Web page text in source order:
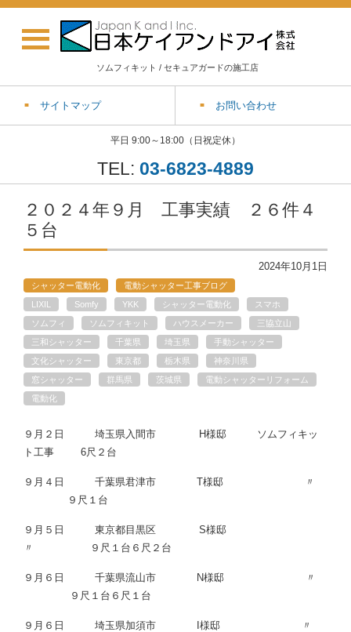
ソムフィキット / セキュアガードの施工店
サイトマップ お問い合わせ
平日 9:00～18:00（日祝定休）
TEL: 03-6823-4889
２０２４年９月 工事実績 ２６件４
５台
2024年10月1日
シャッター電動化
電動シャッター工事ブログ
LIXIL
Somfy YKK シャッター電動化
スマホ
ソムフィ
ソムフィキット ハウスメーカー
三協立山
三和シャッター
千葉県 埼玉県
手動シャッター
文化シャッター
東京都 栃木県
神奈川県
窓シャッター
群馬県 茨城県
電動シャッターリフォーム
電動化
９月２日 埼玉県入間市 H様邸 ソムフィキッ
ト工事 6尺２台
９月４日 千葉県君津市 T様邸 〃
９尺１台
９月５日 東京都目黒区 S様邸
〃 ９尺１台６尺２台
９月６日 千葉県流山市 N様邸 〃
９尺１台６尺１台
９月６日 埼玉県加須市 I様邸 〃